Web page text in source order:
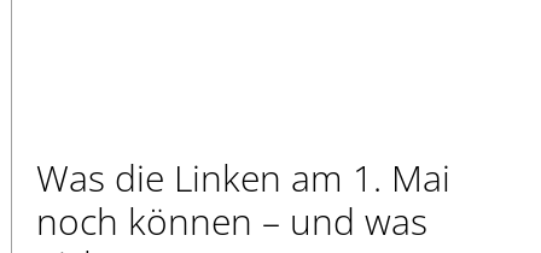
Was die Linken am 1. Mai
noch können – und was